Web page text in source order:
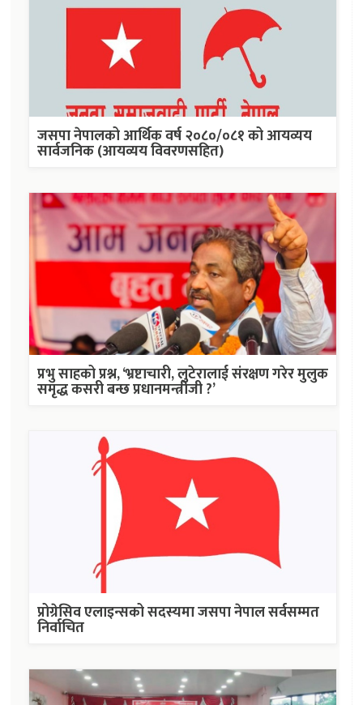
जसपा नेपालको आर्थिक वर्ष २०८०/०८१ को आयव्यय
सार्वजनिक (आयव्यय विवरणसहित)
प्रभु साहको प्रश्न, ‘भ्रष्टाचारी, लुटेरालाई संरक्षण गरेर मुलुक
समृद्ध कसरी बन्छ प्रधानमन्त्रीजी ?’
प्रोग्रेसिव एलाइन्सको सदस्यमा जसपा नेपाल सर्वसम्मत
निर्वाचित